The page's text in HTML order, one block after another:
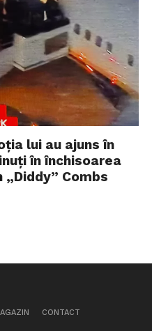
lui au ajuns în
în închisoarea
Combs
CONTACT